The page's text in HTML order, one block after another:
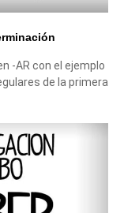
-AR con el ejemplo
de la primera